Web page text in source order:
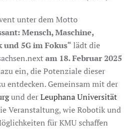
unter dem Motto
Mensch, Maschine,
5G im Fokus“ lädt die
am 18. Februar 2025
ein, die Potenziale dieser
entdecken. Gemeinsam mit der
und derLeuphana Universität
Veranstaltung, wie Robotik und
für KMU schaffen